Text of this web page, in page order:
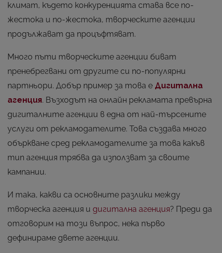
климат, където конкуренцията става все по-
жестока и по-жестока, творческите агенции
продължават да процъфтяват.
Много пъти творческите агенции биват
пренебрегвани от другите си по-популярни
партньори. Добър пример за това е Дигитална
агенция. Възходът на онлайн рекламата превърна
дигиталните агенции в една от най-търсените
услуги от рекламодателите. Това създава много
объркване сред рекламодателите за това какъв
тип агенция трябва да използват за своите
кампании.
И така, какви са основните разлики между
творческа агенция и дигитална агенция? Преди да
отговорим на този въпрос, нека първо
дефинираме двете агенции.